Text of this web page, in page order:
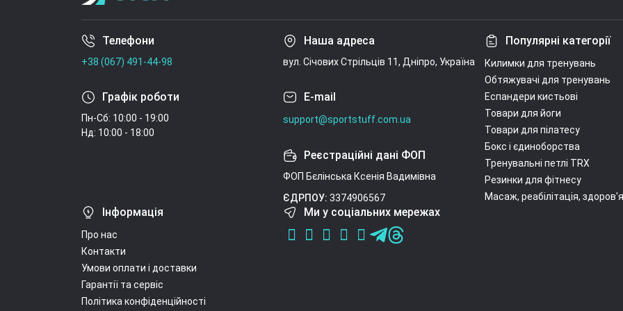
Телефони
+38 (067) 491-44-98
Графік роботи
Пн-Сб: 10:00 - 19:00
Нд: 10:00 - 18:00
Наша адреса
вул. Січових Стрільців 11, Дніпро, Україна
E-mail
support@sportstuff.com.ua
Реєстраційні дані ФОП
ФОП Бєлінська Ксенія Вадимівна
ЄДРПОУ: 3374906567
Популярні категорії
Килимки для тренувань
Обтяжувачі для тренувань
Еспандери кистьові
Товари для йоги
Товари для пілатесу
Бокс і єдиноборства
Тренувальні петлі TRX
Резинки для фітнесу
Масаж, реабілітація, здоров'я
Інформація
Про нас
Контакти
Умови оплати і доставки
Гарантії та сервіс
Політика конфіденційності
Ми у соціальних мережах